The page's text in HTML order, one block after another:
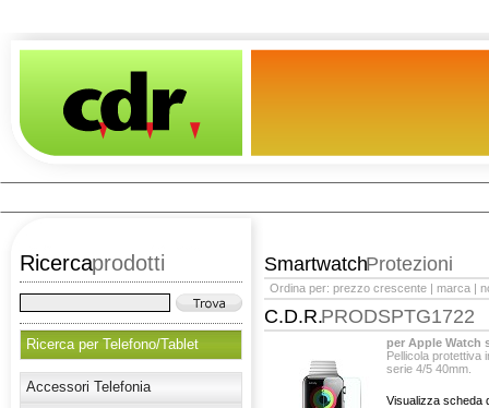
Ricercaprodotti
Ricerca per Telefono/Tablet
Accessori Telefonia
SmartwatchProtezioni
Ordina per: prezzo crescente | marca |
C.D.R.PRODSPTG1722
per Apple Watch
Pellicola protettiva
serie 4/5 40mm.
Visualizza scheda